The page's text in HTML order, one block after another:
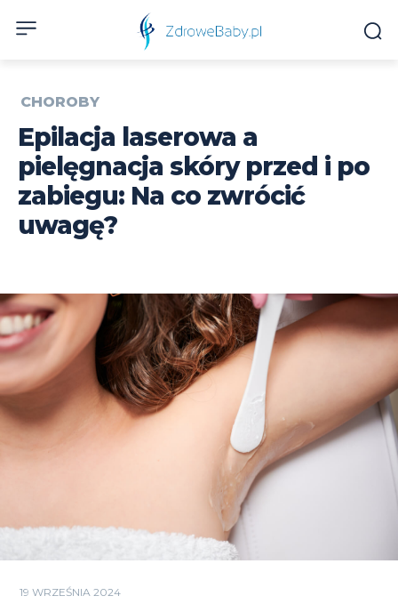
CHOROBY
Epilacja laserowa a
pielęgnacja skóry przed i po
zabiegu: Na co zwrócić
uwagę?
19 WRZEŚNIA 2024